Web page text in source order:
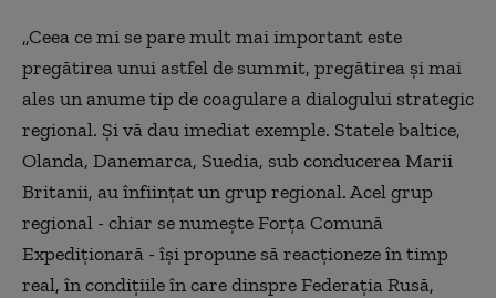
„Ceea ce mi se pare mult mai important este
pregătirea unui astfel de summit, pregătirea și mai
ales un anume tip de coagulare a dialogului strategic
regional. Și vă dau imediat exemple. Statele baltice,
Olanda, Danemarca, Suedia, sub conducerea Marii
Britanii, au înființat un grup regional. Acel grup
regional - chiar se numește Forța Comună
Expediționară - își propune să reacționeze în timp
real, în condițiile în care dinspre Federația Rusă,